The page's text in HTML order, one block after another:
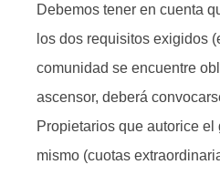
Debemos tener en cuenta
los dos requisitos exigidos
comunidad se encuentre
ascensor, deberá
Propietarios que autorice
mismo (cuotas